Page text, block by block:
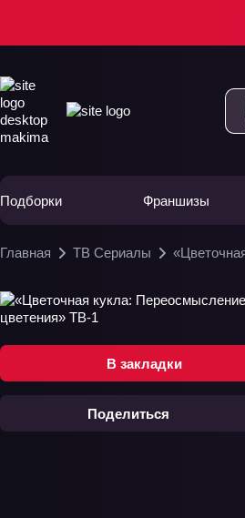
Подборки Франшизы
Главная ТВ Сериалы
В закладки
Поделиться